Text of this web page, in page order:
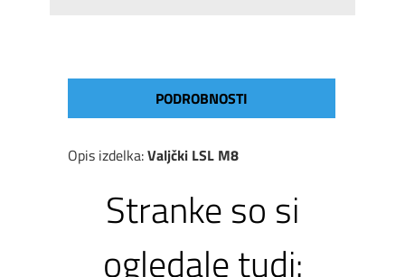
PODROBNOSTI
Opis izdelka:Valjčki LSL M8
Stranke so si
ogledale tudi: